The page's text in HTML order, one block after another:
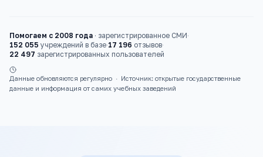
Помогаем с 2008 года · зарегистрированное СМИ·
152 055 учреждений в базе·17 196 отзывов·
22 497 зарегистрированных пользователей
Данные обновляются регулярно ·
Источник: открытые государственные
данные и информация от самих учебных заведений